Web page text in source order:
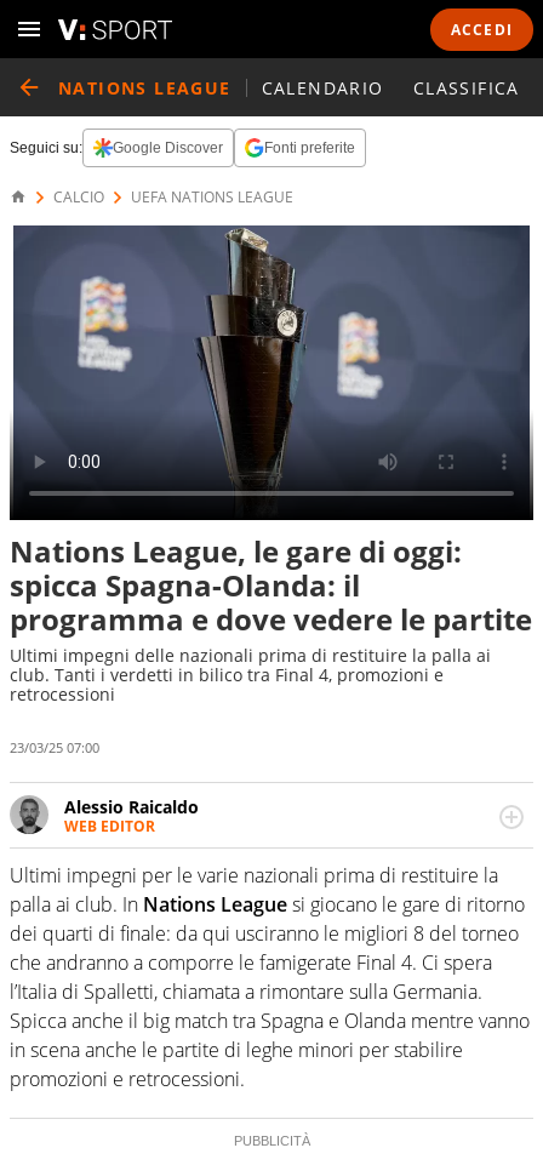
ACCEDI
NATIONS LEAGUE CALENDARIO CLASSIFICA
Seguici su: Google Discover Fonti preferite
CALCIO UEFA NATIONS LEAGUE
Nations League, le gare di oggi:
spicca Spagna-Olanda: il
programma e dove vedere le partite
Ultimi impegni delle nazionali prima di restituire la palla ai
club. Tanti i verdetti in bilico tra Final 4, promozioni e
retrocessioni
23/03/25 07:00
Alessio Raicaldo
WEB EDITOR
Un figlio che si chiama Diego e la tesi di laurea sugli stadi
di proprietà in Italia. Il calcio quale filo conduttore
irrinunciabile tra passione e professione. Per Virgilio
Sport indaga, approfondisce e scandaglia l'universo
mondo dello sport per antonomasia
Ultimi impegni per le varie nazionali prima di restituire la
palla ai club. In Nations Leaguesi giocano le gare di ritorno
dei quarti di finale: da qui usciranno le migliori 8 del torneo
che andranno a comporre le famigerate Final 4. Ci spera
l’Italia di Spalletti, chiamata a rimontare sulla Germania.
Spicca anche il big match tra Spagna e Olanda mentre vanno
in scena anche le partite di leghe minori per stabilire
promozioni e retrocessioni.